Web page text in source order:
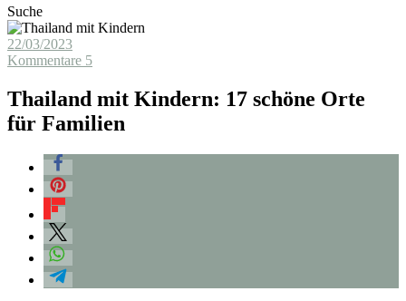
Suche
22/03/2023
Kommentare 5
Thailand mit Kindern: 17 schöne Orte
für Familien